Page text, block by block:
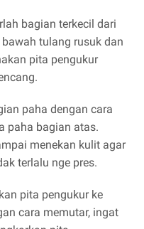
bagian terkecil dari
tulang rusuk dan
pita pengukur
paha dengan cara
paha bagian atas.
menekan kulit agar
terlalu nge pres.
pita pengukur ke
cara memutar, ingat